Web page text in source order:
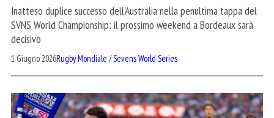
Inatteso duplice successo dell'Australia nella penultima tappa del
SVNS World Championship: il prossimo weekend a Bordeaux sarà
decisivo
1 Giugno 2026Rugby Mondiale /Sevens World Series